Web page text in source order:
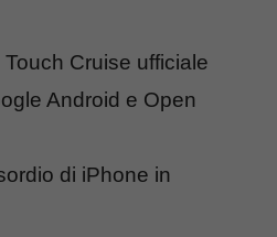
Touch Cruise ufficiale
Android e Open
di iPhone in